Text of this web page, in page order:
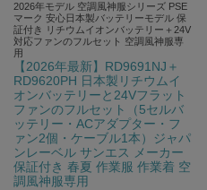
2026年モデル 空調風神服シリーズ PSE
マーク 安心日本製バッテリーモデル 保
証付き リチウムイオンバッテリー＋24V
対応ファンのフルセット 空調風神服専
用
【2026年最新】RD9691NJ＋
RD9620PH 日本製リチウムイ
オンバッテリーと24Vフラット
ファンのフルセット（5セルバ
ッテリー・ACアダプター・フ
ァン2個・ケーブル1本）ジャパ
ンレーベル サンエス メーカー
保証付き 春夏 作業服 作業着 空
調風神服専用